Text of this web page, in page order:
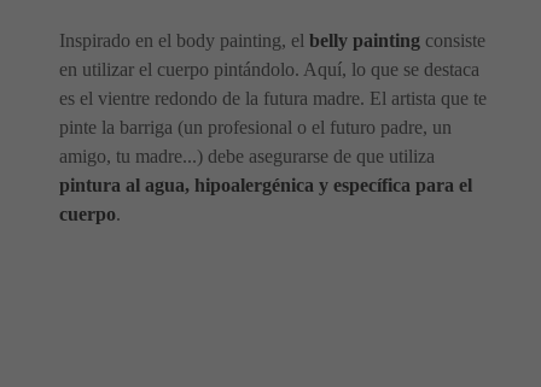
Inspirado en el body painting, el belly painting consiste
en utilizar el cuerpo pintándolo. Aquí, lo que se destaca
es el vientre redondo de la futura madre. El artista que te
pinte la barriga (un profesional o el futuro padre, un
amigo, tu madre...) debe asegurarse de que utiliza
pintura al agua, hipoalergénica y específica para el
cuerpo.